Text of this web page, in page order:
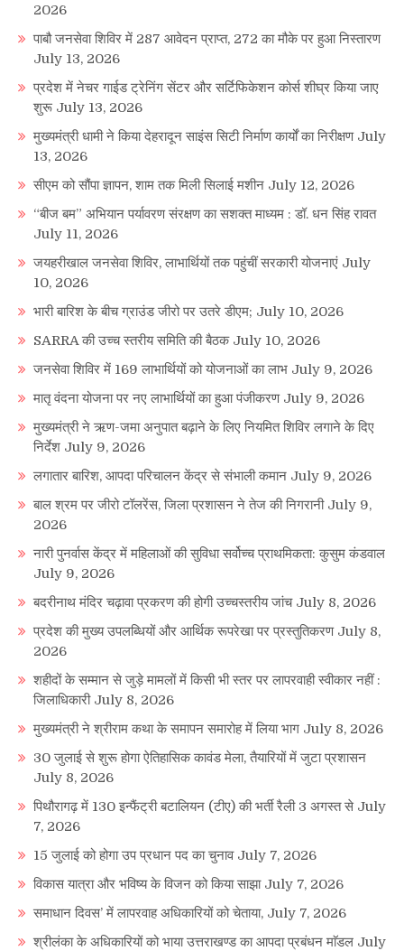
2026
पाबौ जनसेवा शिविर में 287 आवेदन प्राप्त, 272 का मौके पर हुआ निस्तारण
July 13, 2026
प्रदेश में नेचर गाईड ट्रेनिंग सेंटर और सर्टिफिकेशन कोर्स शीघ्र किया जाए
शुरू July 13, 2026
मुख्यमंत्री धामी ने किया देहरादून साइंस सिटी निर्माण कार्यों का निरीक्षण July
13, 2026
सीएम को सौंपा ज्ञापन, शाम तक मिली सिलाई मशीन July 12, 2026
“बीज बम” अभियान पर्यावरण संरक्षण का सशक्त माध्यम : डॉ. धन सिंह रावत
July 11, 2026
जयहरीखाल जनसेवा शिविर, लाभार्थियों तक पहुंचीं सरकारी योजनाएं July
10, 2026
भारी बारिश के बीच ग्राउंड जीरो पर उतरे डीएम; July 10, 2026
SARRA की उच्च स्तरीय समिति की बैठक July 10, 2026
जनसेवा शिविर में 169 लाभार्थियों को योजनाओं का लाभ July 9, 2026
मातृ वंदना योजना पर नए लाभार्थियों का हुआ पंजीकरण July 9, 2026
मुख्यमंत्री ने ऋण-जमा अनुपात बढ़ाने के लिए नियमित शिविर लगाने के दिए
निर्देश July 9, 2026
लगातार बारिश, आपदा परिचालन केंद्र से संभाली कमान July 9, 2026
बाल श्रम पर जीरो टॉलरेंस, जिला प्रशासन ने तेज की निगरानी July 9,
2026
नारी पुनर्वास केंद्र में महिलाओं की सुविधा सर्वोच्च प्राथमिकता: कुसुम कंडवाल
July 9, 2026
बदरीनाथ मंदिर चढ़ावा प्रकरण की होगी उच्चस्तरीय जांच July 8, 2026
प्रदेश की मुख्य उपलब्धियों और आर्थिक रूपरेखा पर प्रस्तुतिकरण July 8,
2026
शहीदों के सम्मान से जुड़े मामलों में किसी भी स्तर पर लापरवाही स्वीकार नहीं :
जिलाधिकारी July 8, 2026
मुख्यमंत्री ने श्रीराम कथा के समापन समारोह में लिया भाग July 8, 2026
30 जुलाई से शुरू होगा ऐतिहासिक कावंड मेला, तैयारियों में जुटा प्रशासन
July 8, 2026
पिथौरागढ़ में 130 इन्फैंट्री बटालियन (टीए) की भर्ती रैली 3 अगस्त से July
7, 2026
15 जुलाई को होगा उप प्रधान पद का चुनाव July 7, 2026
विकास यात्रा और भविष्य के विजन को किया साझा July 7, 2026
समाधान दिवस’ में लापरवाह अधिकारियों को चेताया, July 7, 2026
श्रीलंका के अधिकारियों को भाया उत्तराखण्ड का आपदा प्रबंधन माॅडल July